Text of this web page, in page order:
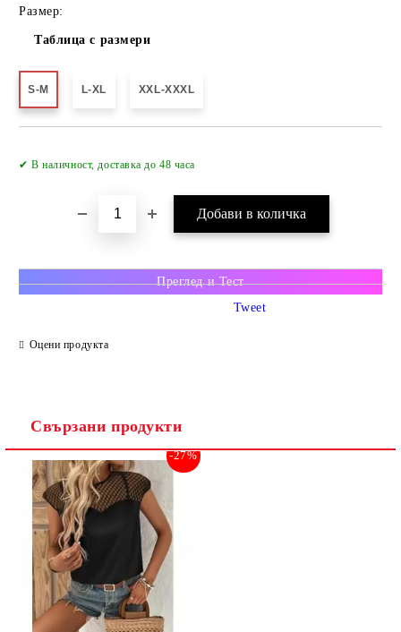
Размер:
Таблица с размери
S-M L-XL XXL-XXXL
✔ В наличност, доставка до 48 часа
Преглед и Тест
Оцени продукта
Tweet
Свързани продукти
-27%